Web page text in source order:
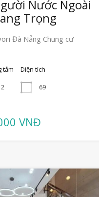
Nước Ngoài
Trọng
Đà Nẵng Chung cư
tắm
2
Diện tích
69
VNĐ